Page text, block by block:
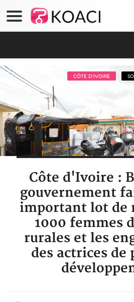
CÔTE D'IVOIRE
Côte d'Ivoire :
gouvernement
important lot de
1000 femmes
rurales et les
des actrices de